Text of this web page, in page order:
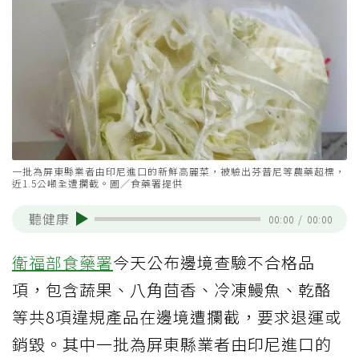
一批為屏東縣業者由印尼進口的新鮮高麗菜，被驗出芬普尼等農藥超標，
近1.5公噸全遭攔截。圖／食藥署提供
聽健康 00:00 / 00:00
衛福部食藥署今天公布邊境查驗不合格品
項，包含蔬果、八角茴香、冷凍鰻魚、乾酪
等共8項違規產品在邊境遭攔截，要求退運或
銷毀。其中一批為屏東縣業者由印尼進口的